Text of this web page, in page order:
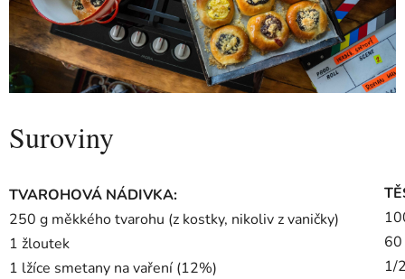
Suroviny
TVAROHOVÁ NÁDIVKA:
250 g měkkého tvarohu (z kostky, nikoliv z vaničky)
1 žloutek
1 lžíce smetany na vaření (12%)
60
1/